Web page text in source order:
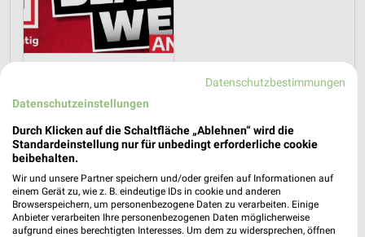
Imweekli Magazinerwarten dich neben Infos zu Kaufland
auch clevere Spartipps für den Familienalltag, Ideen zur
Haushaltsplanung und einfache Wege, dein Budget
nachhaltig zu entlasten.
Datenschutzbestimmungen
Datenschutzeinstellungen
Durch Klicken auf die Schaltfläche „Ablehnen“ wird die
Standardeinstellung nur für unbedingt erforderliche cookie
beibehalten.
Wir und unsere Partner speichern und/oder greifen auf Informationen auf
einem Gerät zu, wie z. B. eindeutige IDs in cookie und anderen
Browserspeichern, um personenbezogene Daten zu verarbeiten. Einige
Anbieter verarbeiten Ihre personenbezogenen Daten möglicherweise
aufgrund eines berechtigten Interesses. Um dem zu widersprechen, öffnen